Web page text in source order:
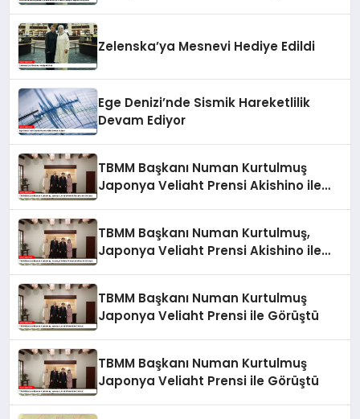
Zelenska’ya Mesnevi Hediye Edildi
Ege Denizi’nde Sismik Hareketlilik
Devam Ediyor
TBMM Başkanı Numan Kurtulmuş
Japonya Veliaht Prensi Akishino ile
TBMM Başkanı Numan Kurtulmuş,
Japonya Veliaht Prensi Akishino ile
TBMM Başkanı Numan Kurtulmuş
Japonya Veliaht Prensi ile Görüştü
TBMM Başkanı Numan Kurtulmuş
Japonya Veliaht Prensi ile Görüştü